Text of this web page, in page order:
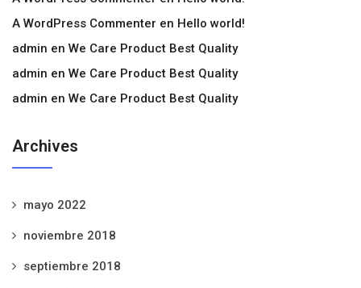
A WordPress Commenter en Hello world!
admin en We Care Product Best Quality
admin en We Care Product Best Quality
admin en We Care Product Best Quality
Archives
mayo 2022
noviembre 2018
septiembre 2018